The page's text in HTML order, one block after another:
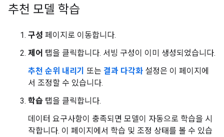
추천 모델 학습
구성 페이지로 이동합니다.
제어 탭을 클릭합니다. 서빙 구성이 이미 생성되었습니다.
추천 순위 내리기
또는 결과 다각화 설정은 이 페이지에
서 조정할 수 있습니다.
학습 탭을 클릭합니다.
데이터 요구사항이 충족되면 모델이 자동으로 학습을 시
작합니다. 이 페이지에서 학습 및 조정 상태를 볼 수 있습